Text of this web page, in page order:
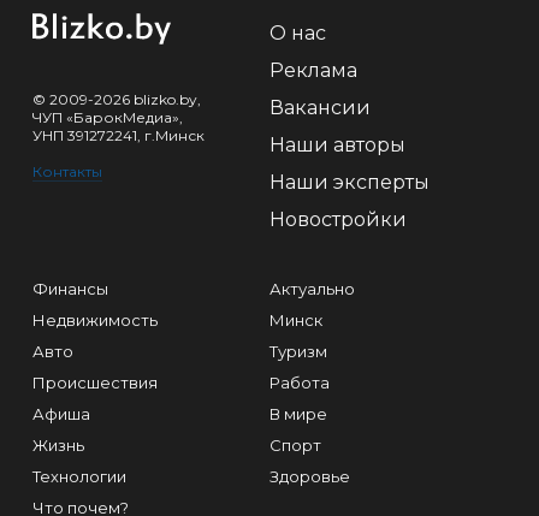
© 2009-2026 blizko.by,
ЧУП «БарокМедиа»,
УНП 391272241, г.Минск
Контакты
О нас
Реклама
Вакансии
Наши авторы
Наши эксперты
Новостройки
Финансы
Недвижимость
Авто
Происшествия
Афиша
Жизнь
Технологии
Что почем?
Актуально
Минск
Туризм
Работа
В мире
Спорт
Здоровье